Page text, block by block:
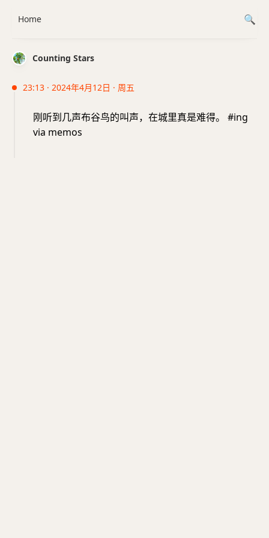
Counting Stars
23:13 · 2024年4月12日 · 周五
刚听到几声布谷鸟的叫声，在城里真是难得。 #ing
via memos
Home